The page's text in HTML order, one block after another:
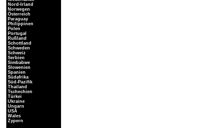
Nord-Irland
Norwegen
Österreich
Paraguay
Philippinen
Polen
Portugal
Rußland
Schottland
Schweden
Schweiz
Serbien
Simbabwe
Slowenien
Spanien
Südafrika
Süd-Pazifik
Thailand
Tschechien
Türkei
Ukraine
Ungarn
USA
Wales
Zypern